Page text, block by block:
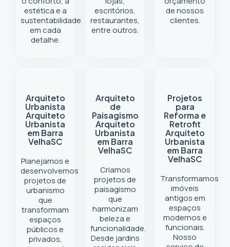
estética e a
sustentabilidade
em cada
detalhe.
escritórios,
restaurantes,
entre outros.
de nossos
clientes.
Arquiteto
Urbanista
Arquiteto
Urbanista
em Barra
VelhaSC
Planejamos e
desenvolvemos
projetos de
urbanismo
que
transformam
espaços
públicos e
privados,
Arquiteto
de
Paisagismo
Arquiteto
Urbanista
em Barra
VelhaSC
Criamos
projetos de
paisagismo
que
harmonizam
beleza e
funcionalidade.
Desde jardins
Projetos
para
Reforma e
Retrofit
Arquiteto
Urbanista
em Barra
VelhaSC
Transformamos
imóveis
antigos em
espaços
modernos e
funcionais.
Nosso